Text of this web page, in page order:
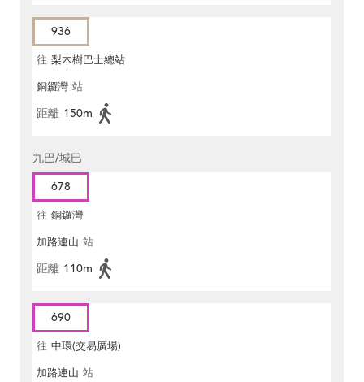
936
往 梨木樹巴士總站
銅鑼灣 站
距離 150m
九巴/城巴
678
往 銅鑼灣
加路連山 站
距離 110m
690
往 中環(交易廣場)
加路連山 站